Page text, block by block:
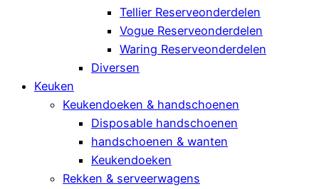
Tellier Reserveonderdelen
Vogue Reserveonderdelen
Waring Reserveonderdelen
Diversen
Keuken
Keukendoeken & handschoenen
Disposable handschoenen
handschoenen & wanten
Keukendoeken
Rekken & serveerwagens